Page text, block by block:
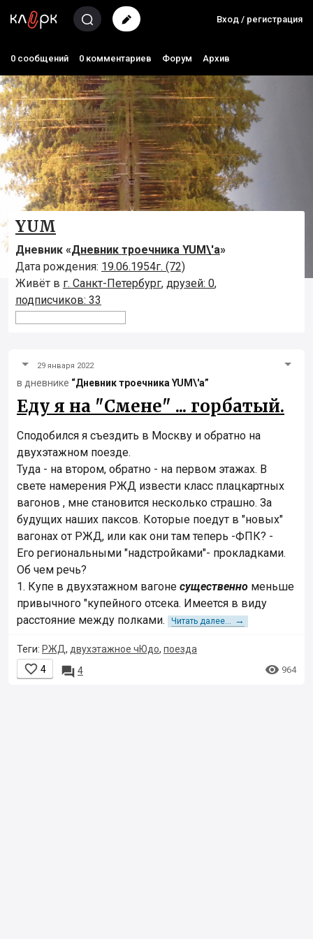
Вход / регистрация
0 сообщений 0 комментариев Форум Архив
YUM
Дневник «Дневник троечника YUM\'а»
Дата рождения: 19.06.1954г. (72)
Живёт в г. Санкт-Петербург, друзей: 0,
подписчиков: 33
29 января 2022
в дневнике “Дневник троечника YUM\'а”
Еду я на "Смене" ... горбатый.
Сподобился я съездить в Москву и обратно на
двухэтажном поезде.
Туда - на втором, обратно - на первом этажах. В
свете намерения РЖД извести класс плацкартных
вагонов , мне становится несколько страшно. За
будущих наших паксов. Которые поедут в "новых"
вагонах от РЖД, или как они там теперь -ФПК? -
Его региональными "надстройками"- прокладками.
Об чем речь?
1. Купе в двухэтажном вагоне существенно меньше
привычного "купейного отсека. Имеется в виду
расстояние между полками.
Читать далее... →
Теги: РЖД , двухэтажное чЮдо, поезда
 4  4  964